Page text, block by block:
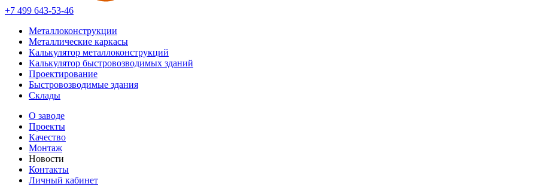
+7 499 643-53-46
Металлоконструкции
Металлические каркасы
Калькулятор металлоконструкций
Калькулятор быстровозводимых зданий
Проектирование
Быстровозводимые здания
Склады
О заводе
Проекты
Качество
Монтаж
Новости
Контакты
Личный кабинет